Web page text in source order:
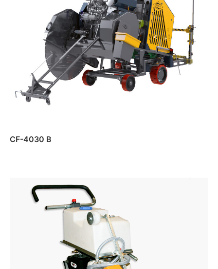
CF-4030 B
Daugiau